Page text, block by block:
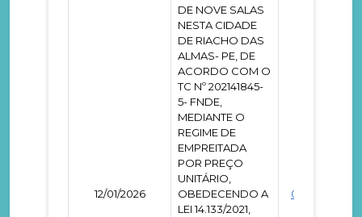
12/01/2026
DE NOVE SALAS
NESTA CIDADE
DE RIACHO DAS
ALMAS- PE, DE
ACORDO COM O
TC Nº 202141845-
5- FNDE,
MEDIANTE O
REGIME DE
EMPREITADA
POR PREÇO
UNITÁRIO,
OBEDECENDO A
LEI 14.133/2021,
0000196